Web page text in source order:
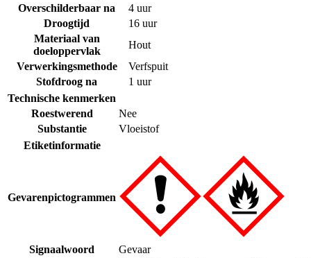
Overschilderbaar na
4 uur
Droogtijd
16 uur
Materiaal van
doeloppervlak
Hout
Verwerkingsmethode
Verfspuit
Stofdroog na
1 uur
Technische kenmerken
Roestwerend
Nee
Substantie
Vloeistof
Etiketinformatie
Gevarenpictogrammen
Signaalwoord Gevaar